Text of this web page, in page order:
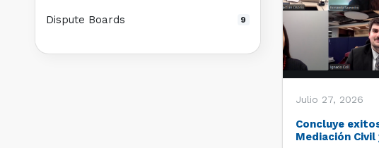
Julio 27, 2026
Concluye
Mediación Civil
Dispute Boards 9